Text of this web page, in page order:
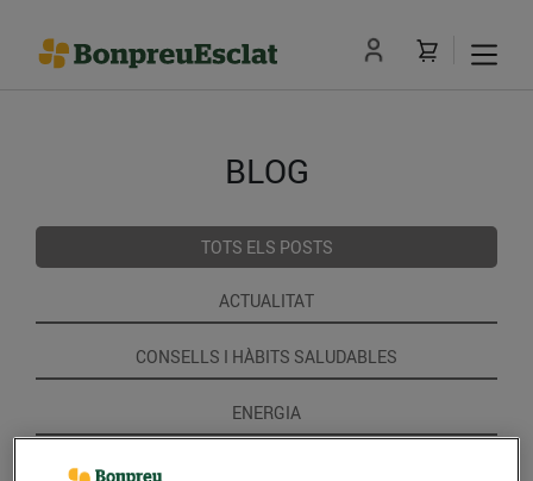
BLOG
TOTS ELS POSTS
ACTUALITAT
CONSELLS I HÀBITS SALUDABLES
ENERGIA
GASTRONOMIA I TRADICIONS